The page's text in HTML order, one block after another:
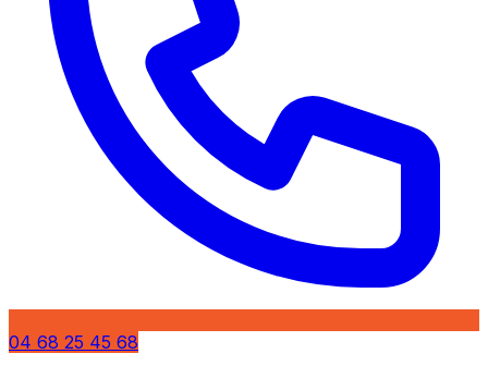
04 68 25 45 68